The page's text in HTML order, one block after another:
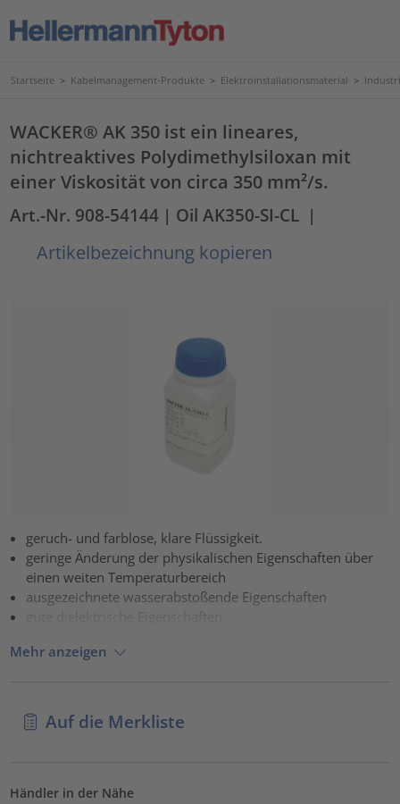
Startseite > Kabelmanagement-Produkte > Elektroinstallationsmaterial >
WACKER® AK 350 ist ein lineares,
nichtreaktives Polydimethylsiloxan mit
einer Viskosität von circa 350 mm²/s.
Art.-Nr. 908-54144 | Oil AK350-SI-CL |
Artikelbezeichnung kopieren
geruch- und farblose, klare Flüssigkeit.
geringe Änderung der physikalischen Eigenschaften über
einen weiten Temperaturbereich
ausgezeichnete wasserabstoßende Eigenschaften
gute dielektrische Eigenschaften
Mehr anzeigen
Auf die Merkliste
Händler in der Nähe